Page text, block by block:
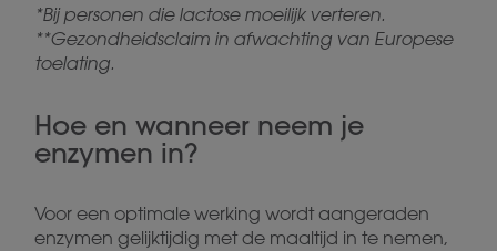
*Bij personen die lactose moeilijk verteren.
**Gezondheidsclaim in afwachting van Europese
toelating.
Hoe en wanneer neem je
enzymen in?
Voor een optimale werking wordt aangeraden
enzymen gelijktijdig met de maaltijd in te nemen,